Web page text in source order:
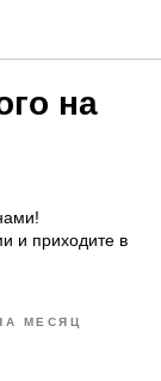
на
и приходите в
МЕСЯЦ